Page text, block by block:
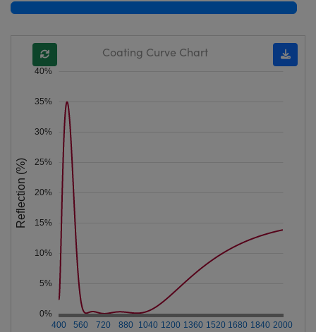
400 560 720 880 1040 1200 1360 1520 1680 1840 2000
0%
5%
10%
15%
20%
25%
30%
35%
40%
Reflection (%)
Coating Curve Chart